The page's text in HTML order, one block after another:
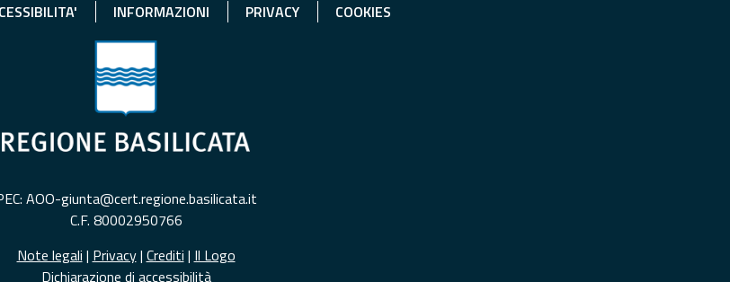
INFORMAZIONI PRIVACY COOKIES
AOO-giunta@cert.regione.basilicata.it
C.F. 80002950766
Note legali | Privacy| Crediti | Il Logo
Dichiarazione di accessibilità